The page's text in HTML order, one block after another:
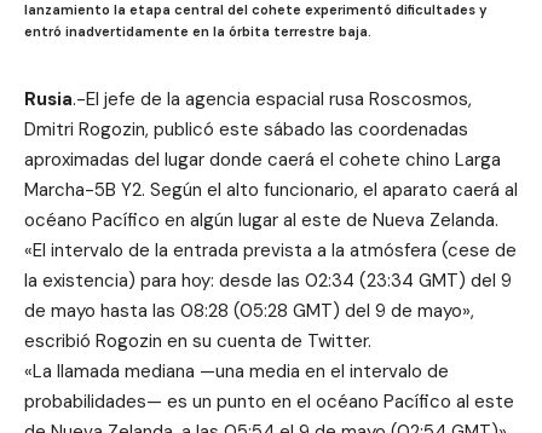
lanzamiento la etapa central del cohete experimentó dificultades y
entró inadvertidamente en la órbita terrestre baja.
Rusia.-El jefe de la agencia espacial rusa Roscosmos,
Dmitri Rogozin, publicó este sábado las coordenadas
aproximadas del lugar donde caerá el cohete chino Larga
Marcha-5B Y2. Según el alto funcionario, el aparato caerá al
océano Pacífico en algún lugar al este de Nueva Zelanda.
«El intervalo de la entrada prevista a la atmósfera (cese de
la existencia) para hoy: desde las 02:34 (23:34 GMT) del 9
de mayo hasta las 08:28 (05:28 GMT) del 9 de mayo»,
escribió Rogozin en su cuenta de Twitter.
«La llamada mediana —una media en el intervalo de
probabilidades— es un punto en el océano Pacífico al este